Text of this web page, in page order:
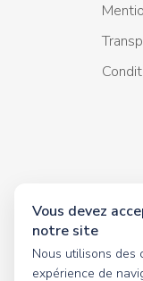
©
Vous devez
notre site
Nous utilisons des
expérience de